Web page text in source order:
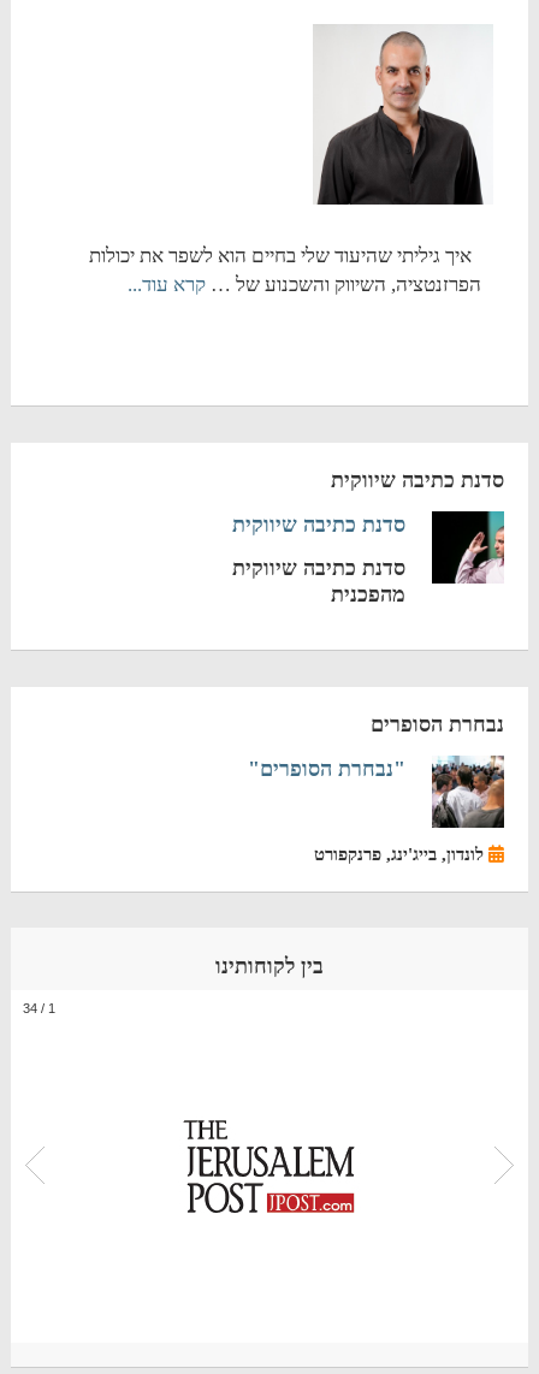
איך גיליתי שהיעוד שלי בחיים הוא לשפר את יכולות
הפרזנטציה, השיווק והשכנוע של … קרא עוד...
סדנת כתיבה שיווקית
סדנת כתיבה שיווקית
סדנת כתיבה שיווקית
מהפכנית
נבחרת הסופרים
"נבחרת הסופרים"
לונדון, בייג'ינג, פרנקפורט
בין לקוחותינו
1
/
34